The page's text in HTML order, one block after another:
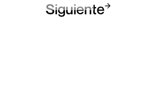
Siguiente